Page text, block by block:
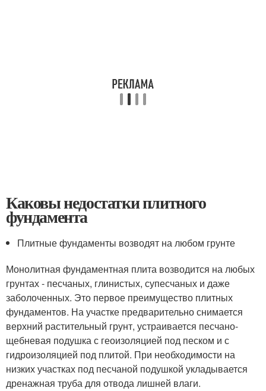
Каковы недостатки плитного
фундамента
Плитные фундаменты возводят на любом грунте
Монолитная фундаментная плита возводится на любых
грунтах - песчаных, глинистых, супесчаных и даже
заболоченных. Это первое преимущество плитных
фундаментов. На участке предварительно снимается
верхний растительный грунт, устраивается песчано-
щебневая подушка с геоизоляцией под песком и с
гидроизоляцией под плитой. При необходимости на
низких участках под песчаной подушкой укладывается
дренажная труба для отвода лишней влаги.